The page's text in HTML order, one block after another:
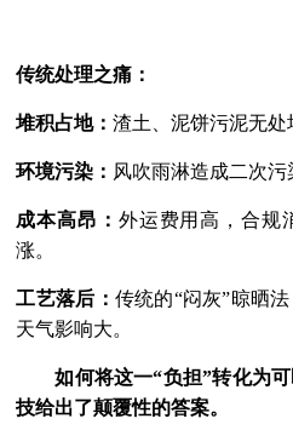
传统处理之痛：
堆积占地：渣土、泥饼污泥无处
环境污染： 风吹雨淋造成二次污
成本高昂： 外运费用高，合规
涨。
工艺落后： 传统的“闷灰”晾晒
天气影响大。
如何将这一“负担”转化为
技给出了颠覆性的答案。